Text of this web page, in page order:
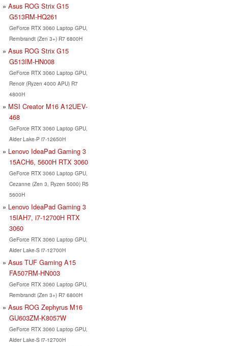
Asus ROG Strix G15
G513RM-HQ261
GeForce RTX 3060 Laptop GPU,
Rembrandt (Zen 3+) R7 6800H
Asus ROG Strix G15
G513IM-HN008
GeForce RTX 3060 Laptop GPU,
Renoir (Ryzen 4000 APU) R7
4800H
MSI Creator M16 A12UEV-
468
GeForce RTX 3060 Laptop GPU,
Alder Lake-P i7-12650H
Lenovo IdeaPad Gaming 3
15ACH6, 5600H RTX 3060
GeForce RTX 3060 Laptop GPU,
Cezanne (Zen 3, Ryzen 5000) R5
5600H
Lenovo IdeaPad Gaming 3
15IAH7, i7-12700H RTX
3060
GeForce RTX 3060 Laptop GPU,
Alder Lake-S i7-12700H
Asus TUF Gaming A15
FA507RM-HN003
GeForce RTX 3060 Laptop GPU,
Rembrandt (Zen 3+) R7 6800H
Asus ROG Zephyrus M16
GU603ZM-K8057W
GeForce RTX 3060 Laptop GPU,
Alder Lake-S i7-12700H